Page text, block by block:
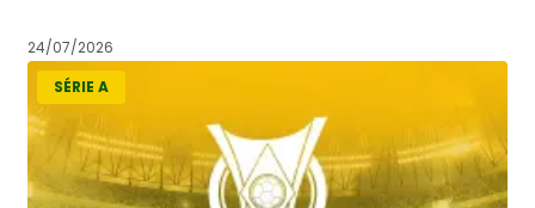
24/07/2026
SÉRIE A